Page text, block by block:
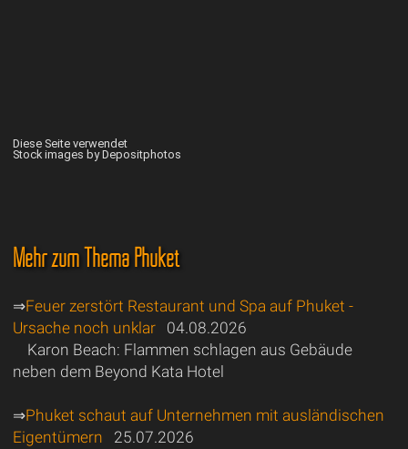
Diese Seite verwendet
Stock images by Depositphotos
Mehr zum Thema Phuket
⇒Feuer zerstört Restaurant und Spa auf Phuket -
Ursache noch unklar04.08.2026
Karon Beach: Flammen schlagen aus Gebäude
neben dem Beyond Kata Hotel
⇒Phuket schaut auf Unternehmen mit ausländischen
Eigentümern 25.07.2026